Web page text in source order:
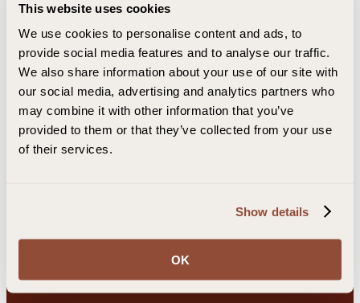
This website uses cookies
We use cookies to personalise content and ads, to
provide social media features and to analyse our traffic.
We also share information about your use of our site with
our social media, advertising and analytics partners who
may combine it with other information that you’ve
provided to them or that they’ve collected from your use
of their services.
Show details
OK
Coffee Zero
Tea Zero
Sovian
Summershot
Community
Shop
Kundeservice
Om oss
Personvernerklæring
Vilkår og betingelser
kundeservice@norisma.no. Vi holder åpent man-fre kl.10-
15.00.